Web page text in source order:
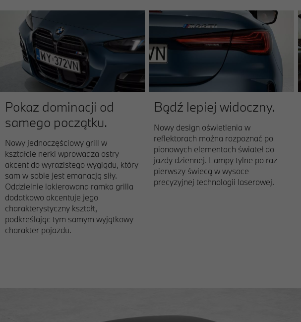
Pokaz dominacji od
samego początku.
Nowy jednoczęściowy grill w
kształcie nerki wprowadza ostry
akcent do wyrazistego wyglądu, który
sam w sobie jest emanacją siły.
Oddzielnie lakierowana ramka grilla
dodatkowo akcentuje jego
charakterystyczny kształt,
podkreślając tym samym wyjątkowy
charakter pojazdu.
Bądź lepiej widoczny.
Nowy design oświetlenia w
reflektorach można rozpoznać po
pionowych elementach świateł do
jazdy dziennej. Lampy tylne po raz
pierwszy świecą w wysoce
precyzyjnej technologii laserowej.